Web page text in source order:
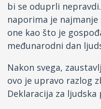
bi se oduprli
naporima je
one kao što je
međunarodni dan
Nakon svega,
ovo je upravo razlog
Deklaracija za ljudska